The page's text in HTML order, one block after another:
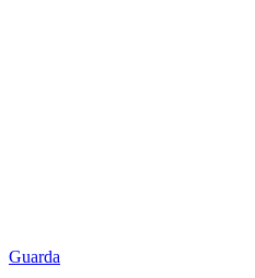
Guarda